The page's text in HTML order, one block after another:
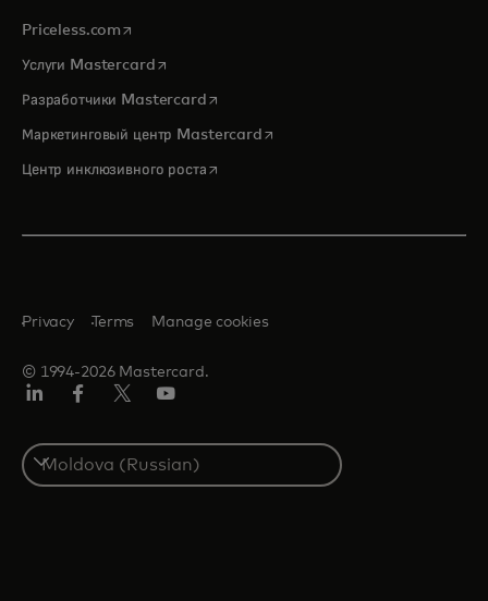
Priceless.com opens in a new tab
Услуги Mastercardopens in a new tab
Разработчики Mastercardopens in a new tab
Маркетинговый центр Mastercardopens in a new tab
Центр инклюзивного ростаopens in a new tab
© 1994-2026 Mastercard.
Privacy Terms Manage cookies
Select
a
country